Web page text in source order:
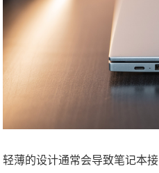
轻薄的设计通常会导致笔记本